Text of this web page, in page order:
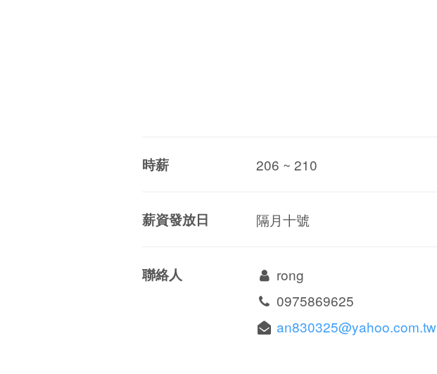
時薪 206 ~ 210
薪資發放日 隔月十號
聯絡人
rong
0975869625
an830325@yahoo.com.tw